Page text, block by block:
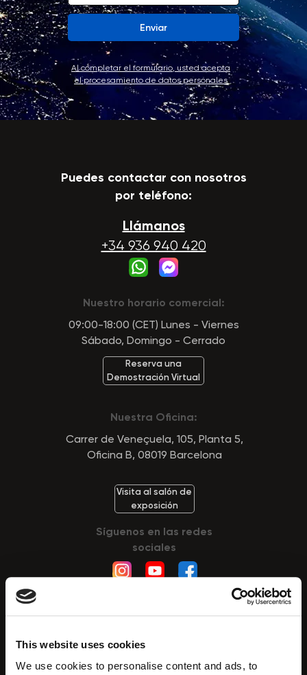
This website uses cookies
We use cookies to personalise content and ads, to
Enviar
Al completar el formulario, usted acepta
el procesamiento de datos personales
Llámanos
+34 936 940 420
Puedes contactar con nosotros
por teléfono:
Nuestro horario comercial:
09:00-18:00 (CET) Lunes - Viernes
Sábado, Domingo - Cerrado
Nuestra Oficina:
Carrer de Veneçuela, 105, Planta 5,
Oficina B, 08019 Barcelona
Reserva una
Demostración Virtual
Visita al salón de
exposición
Síguenos en las redes
sociales